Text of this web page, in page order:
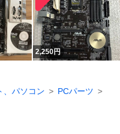
2,250円
、パソコン
PCパーツ